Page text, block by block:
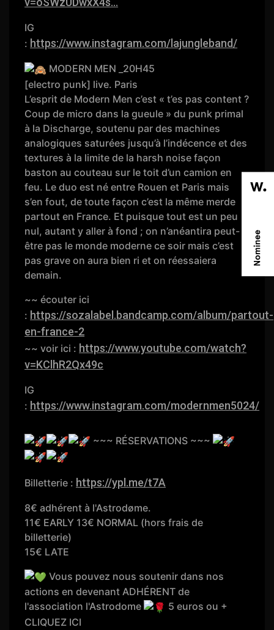
IG
: https://www.instagram.com/lajungleband/
MODERN MEN _20H45
[electro punk] live. Paris
L’esprit de Modern Men c’est « t’es pas content ?
Coup de micro dans la gueule » du punk primal
à la Discharge, soutenu par des machines
analogiques saturées jusqu’à l’indécence et des
textures à la limite de la harsh noise façon
baston au couteau sur le toit d’un camion en
feu. Le duo est né entre Rouen et Paris mais
s’en fout, de toute façon c’est la même merde
partout en France. Et puisque tout est un peu
nul, autant y aller à fond ; on n’anéantira peut-
être pas le monde moderne ce soir mais c’est
pas grave on aura bien ri et on réessaiera
demain.
~~ écouter ici
: https://sozalabel.bandcamp.com/album/partout-
en-france-2
~~ voir ici : https://www.youtube.com/watch?
v=KClhR2Qx49c
IG
: https://www.instagram.com/modernmen5024/
~~~ RÉSERVATIONS ~~~
Billetterie : https://ypl.me/t7A
8€ adhérent à l'Astrodøme.
11€ EARLY 13€ NORMAL (hors frais de
billetterie)
15€ LATE
Vous pouvez nous soutenir dans nos
actions en devenant ADHÉRENT de
l'association l'Astrodome
5 euros ou +
CLIQUEZ ICI